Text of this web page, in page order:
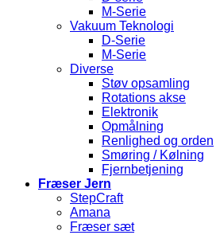
M-Serie
Vakuum Teknologi
D-Serie
M-Serie
Diverse
Støv opsamling
Rotations akse
Elektronik
Opmålning
Renlighed og orden
Smøring / Kølning
Fjernbetjening
Fræser Jern
StepCraft
Amana
Fræser sæt